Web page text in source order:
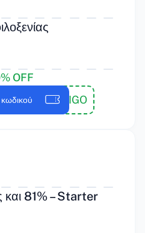
OFF
PAYTRIGO
και 81% – Starter